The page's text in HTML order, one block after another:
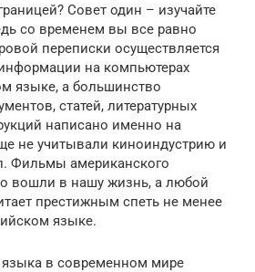
Совет один – изучайте
со временем вы все равно
переписки осуществляется
на компьютерах
языке, а большинство
статей, литературных
написано именно на
не учитывали киноиндустрию и
Фильмы американского
вошли в нашу жизнь, а любой
престижным спеть не менее
языке.
языка в современном мире